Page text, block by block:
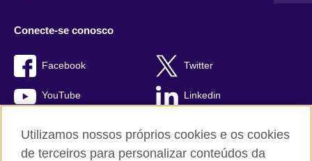
Conecte-se conosco
Facebook Twitter
YouTube Linkedin
Utilizamos nossos próprios cookies e os cookies
de terceiros para personalizar conteúdos da